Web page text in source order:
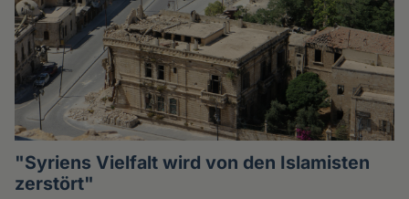
"Syriens Vielfalt wird von den Islamisten
zerstört"